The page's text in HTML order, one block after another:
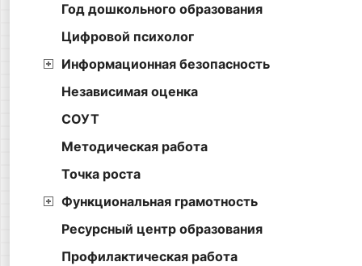
Год дошкольного образования
Цифровой психолог
Информационная безопасность
Независимая оценка
СОУТ
Методическая работа
Точка роста
Функциональная грамотность
Ресурсный центр образования
Профилактическая работа